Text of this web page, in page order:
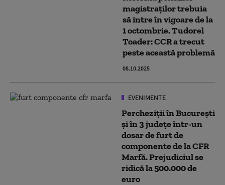
magistraților trebuia
să intre în vigoare de la
1 octombrie. Tudorel
Toader: CCR a trecut
peste această problemă
08.10.2025
EVENIMENTE
Percheziții în București
și în 3 județe într-un
dosar de furt de
componente de la CFR
Marfă. Prejudiciul se
ridică la 500.000 de
euro